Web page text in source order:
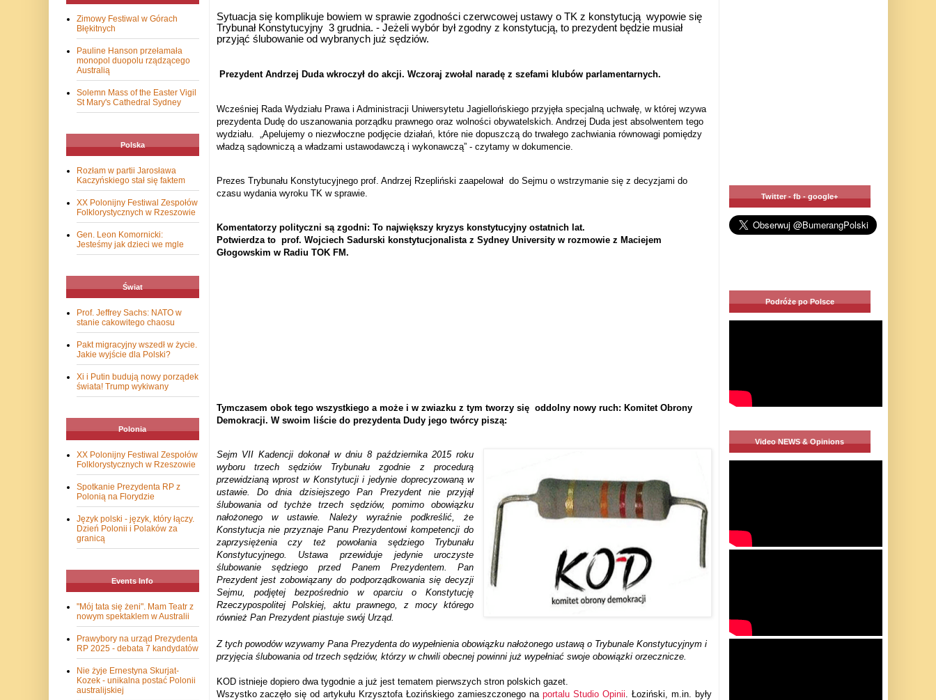
Sytuacja się komplikuje bowiem w sprawie zgodności czerwcowej ustawy o TK z konstytucją wypowie się
Trybunał Konstytucyjny 3 grudnia. - Jeżeli wybór był zgodny z konstytucją, to prezydent będzie musiał
przyjąć ślubowanie od wybranych już sędziów.
Prezydent Andrzej Duda wkroczył do akcji. Wczoraj zwołal naradę z szefami klubów parlamentarnych.
Wcześniej Rada Wydziału Prawa i Administracji Uniwersytetu Jagiellońskiego przyjęła specjalną uchwałę, w której wzywa
prezydenta Dudę do uszanowania porządku prawnego oraz wolności obywatelskich. Andrzej Duda jest absolwentem tego
wydziału.
„Apelujemy o niezwłoczne podjęcie działań, które nie dopuszczą do trwałego zachwiania równowagi pomiędzy
władzą sądowniczą a władzami ustawodawczą i wykonawczą” - czytamy w dokumencie.
Prezes Trybunału Konstytucyjnego prof. Andrzej Rzepliński zaapelował do Sejmu o wstrzymanie się z decyzjami do
czasu wydania wyroku TK w sprawie.
Komentatorzy polityczni są zgodni: To największy kryzys konstytucyjny ostatnich lat.
Potwierdza to prof. Wojciech Sadurski konstytucjonalista z Sydney University w rozmowie z Maciejem
Głogowskim w Radiu TOK FM.
Tymczasem obok tego wszystkiego a może i w zwiazku z tym tworzy się oddolny nowy ruch: Komitet Obrony
Demokracji. W swoim liście do prezydenta Dudy jego twórcy piszą:
Sejm VII Kadencji dokonał w dniu 8 października 2015 roku
wyboru trzech sędziów Trybunału zgodnie z procedurą
przewidzianą wprost w Konstytucji i jedynie doprecyzowaną w
ustawie. Do dnia dzisiejszego Pan Prezydent nie przyjął
ślubowania od tychże trzech sędziów, pomimo obowiązku
nałożonego w ustawie. Należy wyraźnie podkreślić, że
Konstytucja nie przyznaje Panu Prezydentowi kompetencji do
zaprzysiężenia czy też powołania sędziego Trybunału
Konstytucyjnego. Ustawa przewiduje jedynie uroczyste
ślubowanie sędziego przed Panem Prezydentem. Pan
Prezydent jest zobowiązany do podporządkowania się decyzji
Sejmu, podjętej bezpośrednio w oparciu o Konstytucję
Rzeczypospolitej Polskiej, aktu prawnego, z mocy którego
również Pan Prezydent piastuje swój Urząd.
Z tych powodów wzywamy Pana Prezydenta do wypełnienia obowiązku nałożonego ustawą o Trybunale Konstytucyjnym i
przyjęcia ślubowania od trzech sędziów, którzy w chwili obecnej powinni już wypełniać swoje obowiązki orzecznicze.
KOD istnieje dopiero dwa tygodnie a już jest tematem pierwszych stron polskich gazet.
Wszystko zaczęło się od artykułu Krzysztofa Łozińskiego zamieszczonego na portalu Studio Opinii. Łoziński, m.in. były
Zimowy Festiwal w Górach
Błękitnych
Pauline Hanson przełamała
monopol duopolu rządzącego
Australią
Solemn Mass of the Easter Vigil
St Mary's Cathedral Sydney
Polska
Rozłam w partii Jarosława
Kaczyńskiego stał się faktem
XX Polonijny Festiwal Zespołów
Folklorystycznych w Rzeszowie
Gen. Leon Komornicki:
Jesteśmy jak dzieci we mgle
Świat
Prof. Jeffrey Sachs: NATO w
stanie cakowitego chaosu
Pakt migracyjny wszedł w życie.
Jakie wyjście dla Polski?
Xi i Putin budują nowy porządek
świata! Trump wykiwany
Polonia
XX Polonijny Festiwal Zespołów
Folklorystycznych w Rzeszowie
Spotkanie Prezydenta RP z
Polonią na Florydzie
Język polski - język, który łączy.
Dzień Polonii i Polaków za
granicą
Events Info
"Mój tata się żeni". Mam Teatr z
nowym spektaklem w Australii
Prawybory na urząd Prezydenta
RP 2025 - debata 7 kandydatów
Nie żyje Ernestyna Skurjat-
Kozek - unikalna postać Polonii
australijskiej
Twitter - fb - google+
Podróże po Polsce
Video NEWS & Opinions